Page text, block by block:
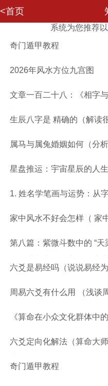
<首页
我要评价
我的信箱
系统为您推荐
奇门遁甲教程
2026年风水方位九宫图
文章一百二十八：《相字
生辰八字是 精确的（解读
属马与属兔婚姻如何（分
星盘推运：宇宙星辰的人
1. 姓名学笔画与运势：从
家中风水不好会怎样（ 家
第八篇：紫微斗数中的 “天
六爻是易经吗（说说易经
周易六爻有什么用 （浅谈
《算命在小众文化群体中
六爻定向化解法（算命大
奇门遁甲教程